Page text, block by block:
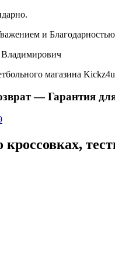
и
магазина Kickz4u
— Гарантия
кроссовках,